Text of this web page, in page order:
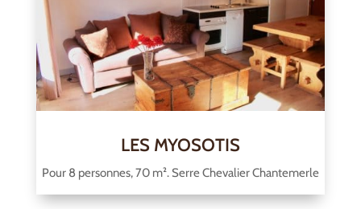
LES MYOSOTIS
Pour 8 personnes, 70 m². Serre Chevalier Chantemerle